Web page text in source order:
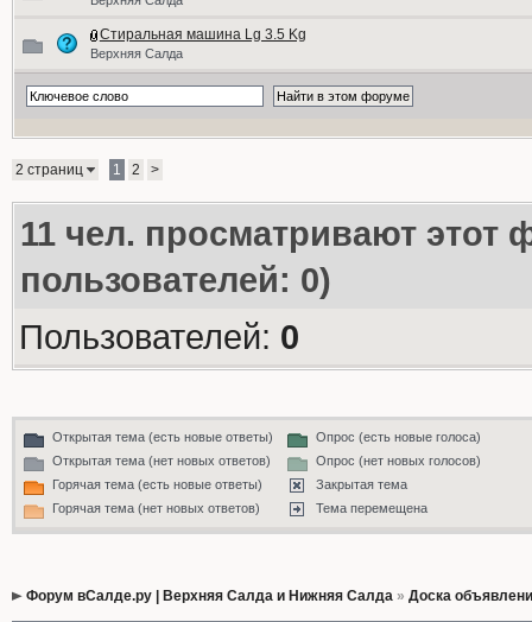
Стиральная машина Lg 3.5 Kg
Верхняя Салда
2 страниц 1 2 >
11чел. просматривают этот
пользователей: 0)
Пользователей: 0
Открытая тема (есть новые ответы)
Открытая тема (нет новых ответов)
Горячая тема (есть новые ответы)
Горячая тема (нет новых ответов)
Опрос (есть новые голоса)
Опрос (нет новых голосов)
Закрытая тема
Тема перемещена
Форум вСалде.ру | Верхняя Салда и Нижняя Салда» Доска